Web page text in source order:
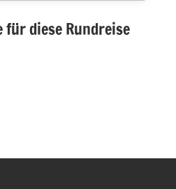
für diese Rundreise